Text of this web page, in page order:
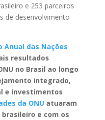
e 253 parceiros
de desenvolvimento
Anual das Nações
resultados
no Brasil ao longo
integrado,
e investimentos
da ONUatuaram
e com os